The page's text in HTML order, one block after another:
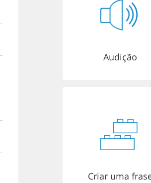
Audição
Criar uma